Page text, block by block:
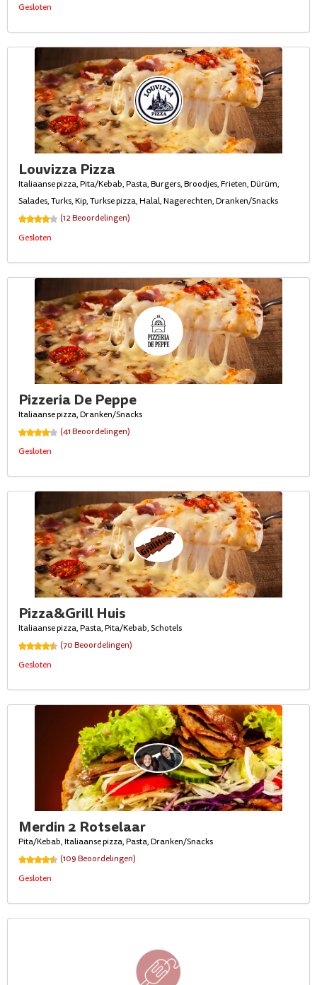
Gesloten
Louvizza Pizza
Italiaanse pizza, Pita/Kebab, Pasta, Burgers, Broodjes, Frieten, Dürüm,
Salades, Turks, Kip, Turkse pizza, Halal, Nagerechten, Dranken/Snacks
(12 Beoordelingen)
Gesloten
Pizzeria De Peppe
Italiaanse pizza, Dranken/Snacks
(41 Beoordelingen)
Gesloten
Pizza&Grill Huis
Italiaanse pizza, Pasta, Pita/Kebab, Schotels
(70 Beoordelingen)
Gesloten
Merdin 2 Rotselaar
Pita/Kebab, Italiaanse pizza, Pasta, Dranken/Snacks
(109 Beoordelingen)
Gesloten